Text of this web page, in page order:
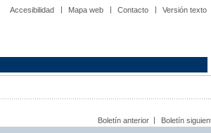
Accesibilidad Mapa web Contacto Versión texto
Boletín anterior Boletín